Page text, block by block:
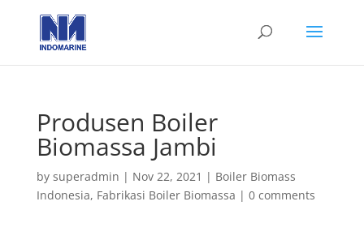
Produsen Boiler
Biomassa Jambi
by superadmin | Nov 22, 2021 | Boiler Biomass
Indonesia, Fabrikasi Boiler Biomassa | 0 comments